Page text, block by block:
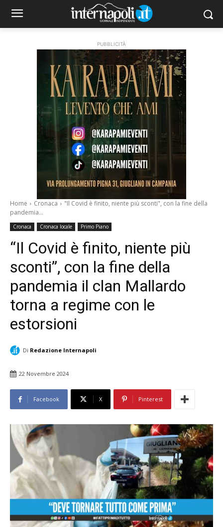
PUBBLICITÀ
Home Cronaca
"Il Covid è finito, niente più sconti", con la fine della
pandemia...
Cronaca Cronaca locale Primo Piano
“Il Covid è finito, niente più
sconti”, con la fine della
pandemia il clan Mallardo
torna a regime con le
estorsioni
Di Redazione Internapoli
22 Novembre 2024
Facebook X Pinterest